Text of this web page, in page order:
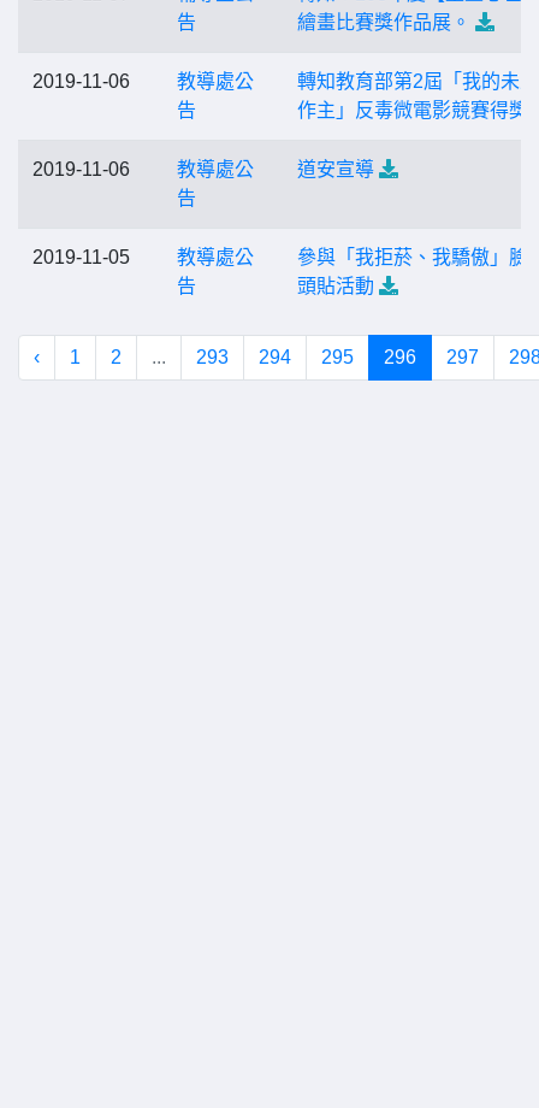
告
繪畫比賽獎作品展。
2019-11-06
教導處公
告
轉知教育部第2屆「我的未
作主」反毒微電影競賽得獎
2019-11-06
教導處公
告
道安宣導
2019-11-05
教導處公
告
參與「我拒菸、我驕傲」臉
頭貼活動
‹ 1 2 ... 293 294 295 296 297